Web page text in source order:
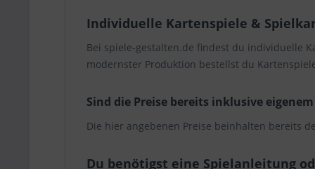
Individuelle Kartenspiele &
Bei spiele-gestalten.de findest du individuelle
modernster Produktion bestellst du
Sind die Preise bereits inklusive eigenem
Die hier angebenen Preise beinhalten bereits
Du benötigst eine Spielanleitung